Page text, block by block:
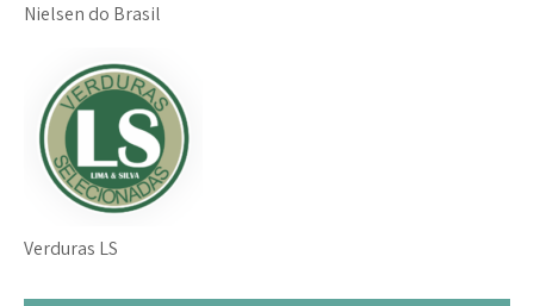
Nielsen do Brasil
Verduras LS